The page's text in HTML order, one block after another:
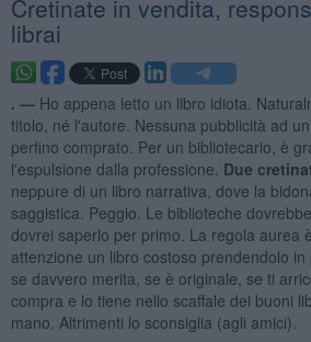
Cretinate in vendita,
librai
. — Ho appena letto un libro idiota.
titolo, né l'autore. Nessuna pubblicità ad
perfino comprato. Per un bibliotecario, è
l'espulsione dalla professione. Due
neppure di un libro narrativa, dove la
saggistica. Peggio. Le biblioteche
dovrei saperlo per primo. La regola aurea
attenzione un libro costoso prendendolo
se davvero merita, se è originale, se ti
compra e lo tiene nello scaffale dei buoni
mano. Altrimenti lo sconsiglia (agli amici).